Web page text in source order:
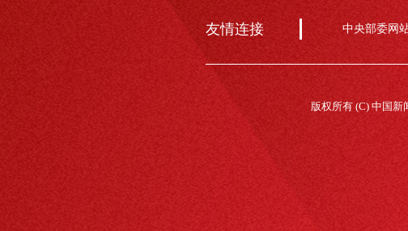
友情连接 中央部委网
版权所有 (C) 中国